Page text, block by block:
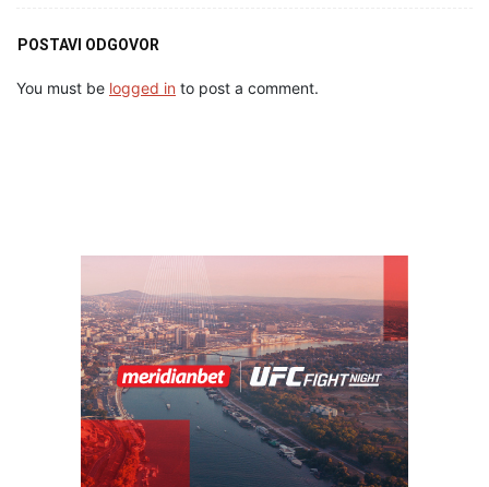
POSTAVI ODGOVOR
You must be logged in to post a comment.